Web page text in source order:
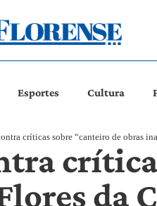
Esportes Cultura
críticas sobre “canteiro de obras
da